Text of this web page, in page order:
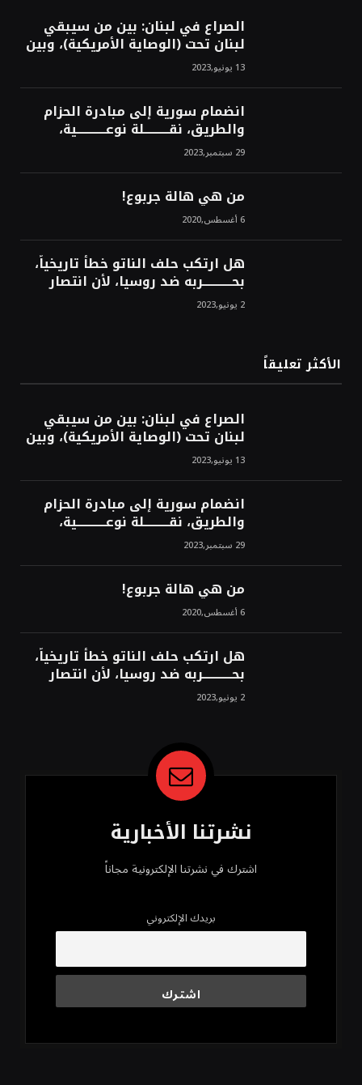
الصراع في لبنان: بين من سيبقي
لبنان تحت (الوصاية الأمريكية)، وبين
من سيخرج لبنان من النفق الغربي!
محمد محسن13 يونيو,2023
انضمام سورية إلى مبادرة الحزام
والطريق، نقــــــــــلة نوعــــــــــــية،
استراتيجية، تاريخية، نهائية، نحو
الشرق!محمد محسن29 سبتمبر,2023
من هي هالة جربوع!
6 أغسطس,2020
هل ارتكب حلف الناتو خطأً تاريخياً،
بحــــــــــــربه ضد روسيا، لأن انتصار
روسيا الحتمي، سيفتت الناتو!محمد
محسن 2 يونيو,2023
الأكثر تعليقاً
الصراع في لبنان: بين من سيبقي
لبنان تحت (الوصاية الأمريكية)، وبين
من سيخرج لبنان من النفق الغربي!
محمد محسن13 يونيو,2023
انضمام سورية إلى مبادرة الحزام
والطريق، نقــــــــــلة نوعــــــــــــية،
استراتيجية، تاريخية، نهائية، نحو
الشرق!محمد محسن29 سبتمبر,2023
من هي هالة جربوع!
6 أغسطس,2020
هل ارتكب حلف الناتو خطأً تاريخياً،
بحــــــــــــربه ضد روسيا، لأن انتصار
روسيا الحتمي، سيفتت الناتو!محمد
محسن 2 يونيو,2023
نشرتنا الأخبارية
اشترك في نشرتنا الإلكترونية مجاناً
بريدك الإلكتروني